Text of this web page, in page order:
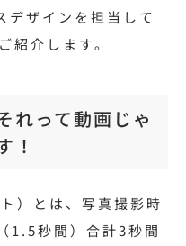
デザインを担当して
紹介します。
れって動画じゃ
！
）とは、写真撮影時
1.5秒間）合計3秒間